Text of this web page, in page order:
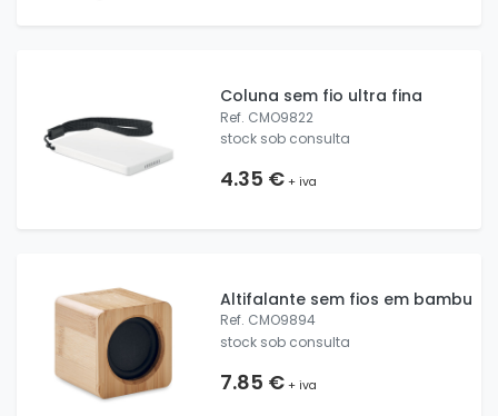
Coluna sem fio ultra fina
Ref. CMO9822
stock sob consulta
4.35 €+ iva
Altifalante sem fios em bambu
Ref. CMO9894
stock sob consulta
7.85 €+ iva